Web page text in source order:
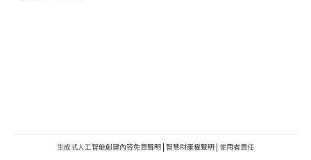
生成式人工智能創建內容免責聲明 | 智慧財產權聲明 | 使用者責任